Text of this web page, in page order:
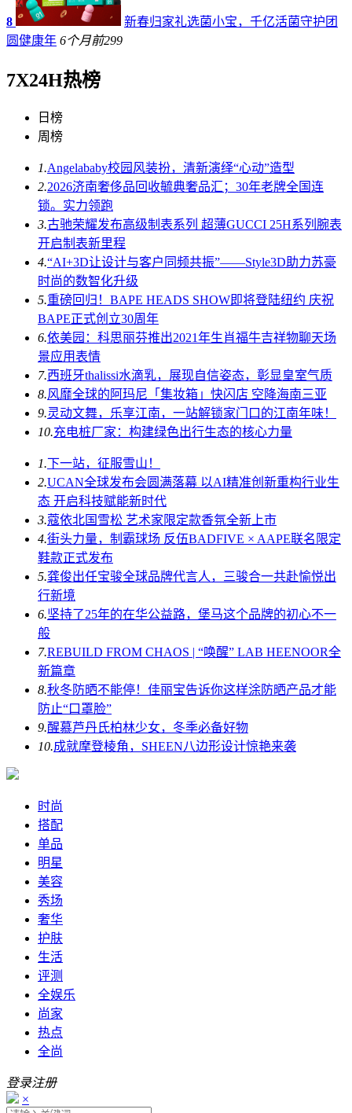
8
新春归家礼选菌小宝，千亿活菌守护团
圆健康年 6个月前299
7X24H热榜
日榜
周榜
1.Angelababy校园风装扮，清新演绎“心动”造型
2.2026济南奢侈品回收毓典奢品汇；30年老牌全国连
锁。实力领跑
3.古驰荣耀发布高级制表系列 超薄GUCCI 25H系列腕表
开启制表新里程
4.“AI+3D让设计与客户同频共振”——Style3D助力苏豪
时尚的数智化升级
5.重磅回归！BAPE HEADS SHOW即将登陆纽约 庆祝
BAPE正式创立30周年
6.依美园：科思丽芬推出2021年生肖福牛吉祥物聊天场
景应用表情
7.西班牙thalissi水滴乳，展现自信姿态，彰显皇室气质
8.风靡全球的阿玛尼「集妆箱」快闪店 空降海南三亚
9.灵动文舞，乐享江南，一站解锁家门口的江南年味！
10.充电桩厂家：构建绿色出行生态的核心力量
1.下一站，征服雪山！
2.UCAN全球发布会圆满落幕 以AI精准创新重构行业生
态 开启科技赋能新时代
3.蔻依北国雪松 艺术家限定款香氛全新上市
4.街头力量，制霸球场 反伍BADFIVE × AAPE联名限定
鞋款正式发布
5.龚俊出任宝骏全球品牌代言人，三骏合一共赴愉悦出
行新境
6.坚持了25年的在华公益路，堡马这个品牌的初心不一
般
7.REBUILD FROM CHAOS | “唤醒” LAB HEENOOR全
新篇章
8.秋冬防晒不能停！佳丽宝告诉你这样涂防晒产品才能
防止“口罩脸”
9.醒慕芦丹氏柏林少女，冬季必备好物
10.成就摩登棱角，SHEEN八边形设计惊艳来袭
时尚
搭配
单品
明星
美容
秀场
奢华
护肤
生活
评测
全娱乐
尚家
热点
全尚
登录注册
×